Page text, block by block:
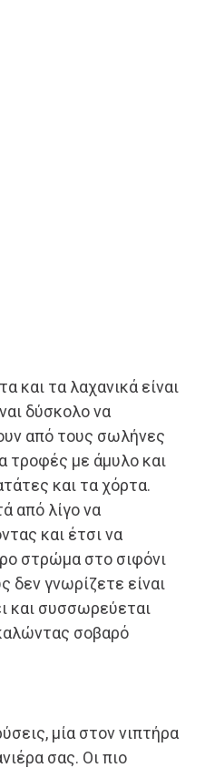
και τα λαχανικά είναι
δύσκολο να
από τους σωλήνες
τροφές με άμυλο και
και τα χόρτα.
από λίγο να
και έτσι να
στρώμα στο σιφόνι
δεν γνωρίζετε είναι
και συσσωρεύεται
σοβαρό
μία στον νιπτήρα
σας. Οι πιο